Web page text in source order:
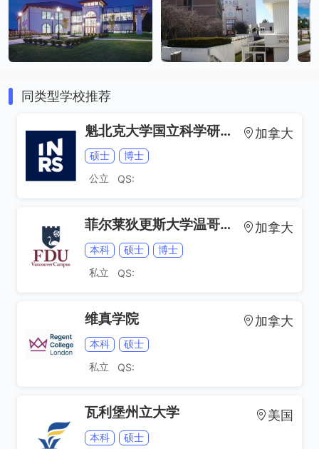
音乐教育
同类型学校推荐
魁北克大学国立科学研究院 加拿大
硕士
博士
公立
QS:
菲尔莱狄更斯大学温哥华分校 加拿大
本科 硕士
博士
私立
QS:
维真学院 加拿大
本科
硕士
私立
QS:
瓦利堡州立大学 美国
本科 硕士